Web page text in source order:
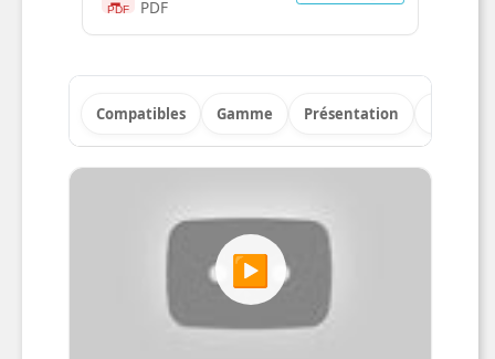
Quantité
1 pièce(s)
Rendement par
couleur
4300 pages
Couleur du
Noir
Pays d'origine Viêt Nam